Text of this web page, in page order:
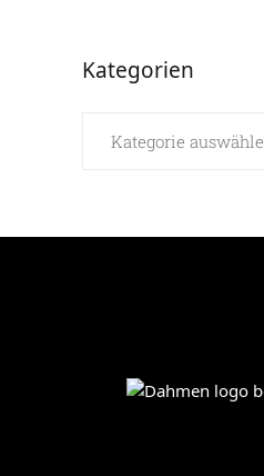
Kategorien